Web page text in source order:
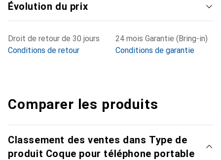
Évolution du prix
Droit de retour de 30 jours
Conditions de retour
24 mois Garantie (Bring-in)
Conditions de garantie
Comparer les produits
Classement des ventes dans Type de
produit Coque pour téléphone portable